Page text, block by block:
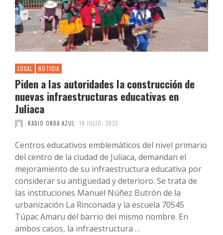
LOCAL NOTICIA
Piden a las autoridades la construcción de
nuevas infraestructuras educativas en
Juliaca
RADIO ONDA AZUL 14 JULIO, 2023
Centros educativos emblemáticos del nivel primario
del centro de la ciudad de Juliaca, demandan el
mejoramiento de su infraestructura educativa por
considerar su antigüedad y deterioro. Se trata de
las instituciones Manuel Núñez Butrón de la
urbanización La Rinconada y la escuela 70545
Túpac Amaru del barrio del mismo nombre. En
ambos casos, la infraestructura …